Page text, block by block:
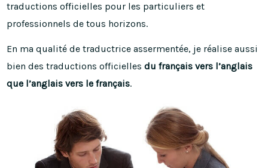
traductions officielles pour les particuliers et
professionnels de tous horizons.
En ma qualité de traductrice assermentée, je réalise aussi
bien des traductions officiellesdu français vers l’anglais
que l’anglais vers le français.